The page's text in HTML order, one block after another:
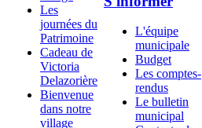
Les
journées du
Patrimoine
Cadeau de
Victoria
Delazorière
Bienvenue
dans notre
village
L'équipe
municipale
Budget
Les comptes-
rendus
Le bulletin
municipal